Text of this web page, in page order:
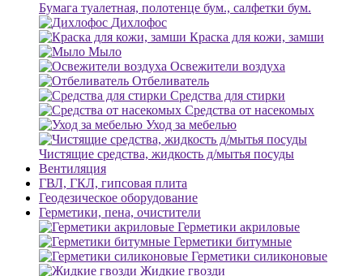
Бумага туалетная, полотенце бум., салфетки бум.
Дихлофос
Краска для кожи, замши
Мыло
Освежители воздуха
Отбеливатель
Средства для стирки
Средства от насекомых
Уход за мебелью
Чистящие средства, жидкость д/мытья посуды
Вентиляция
ГВЛ, ГКЛ, гипсовая плита
Геодезическое оборудование
Герметики, пена, очистители
Герметики акриловые
Герметики битумные
Герметики силиконовые
Жидкие гвозди